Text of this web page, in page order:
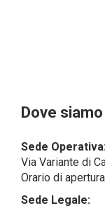
Alcuni
società
dal GDPR,
operazioni
Dove siamo
Sede
Via Variante di
Orario di
Sede Legale: